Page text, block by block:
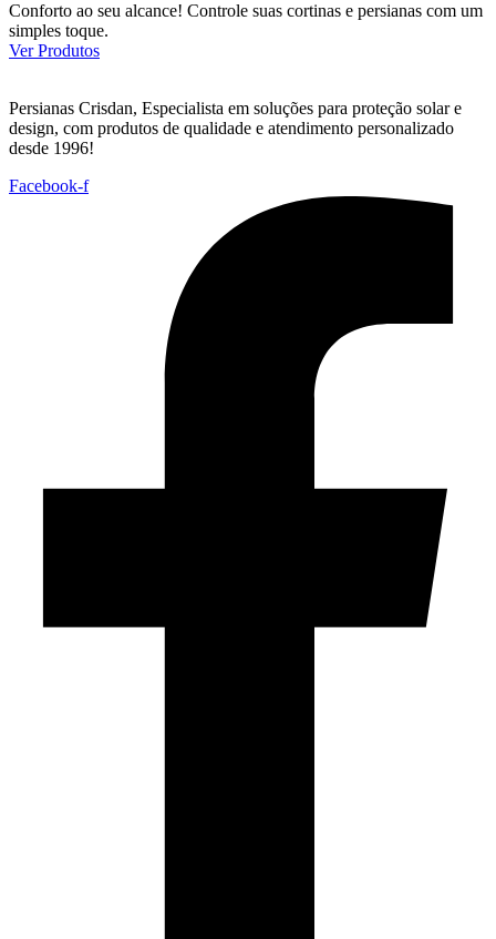
Conforto ao seu alcance! Controle suas cortinas e persianas com um
simples toque.
Ver Produtos
Persianas Crisdan, Especialista em soluções para proteção solar e
design, com produtos de qualidade e atendimento personalizado
desde 1996!
Facebook-f